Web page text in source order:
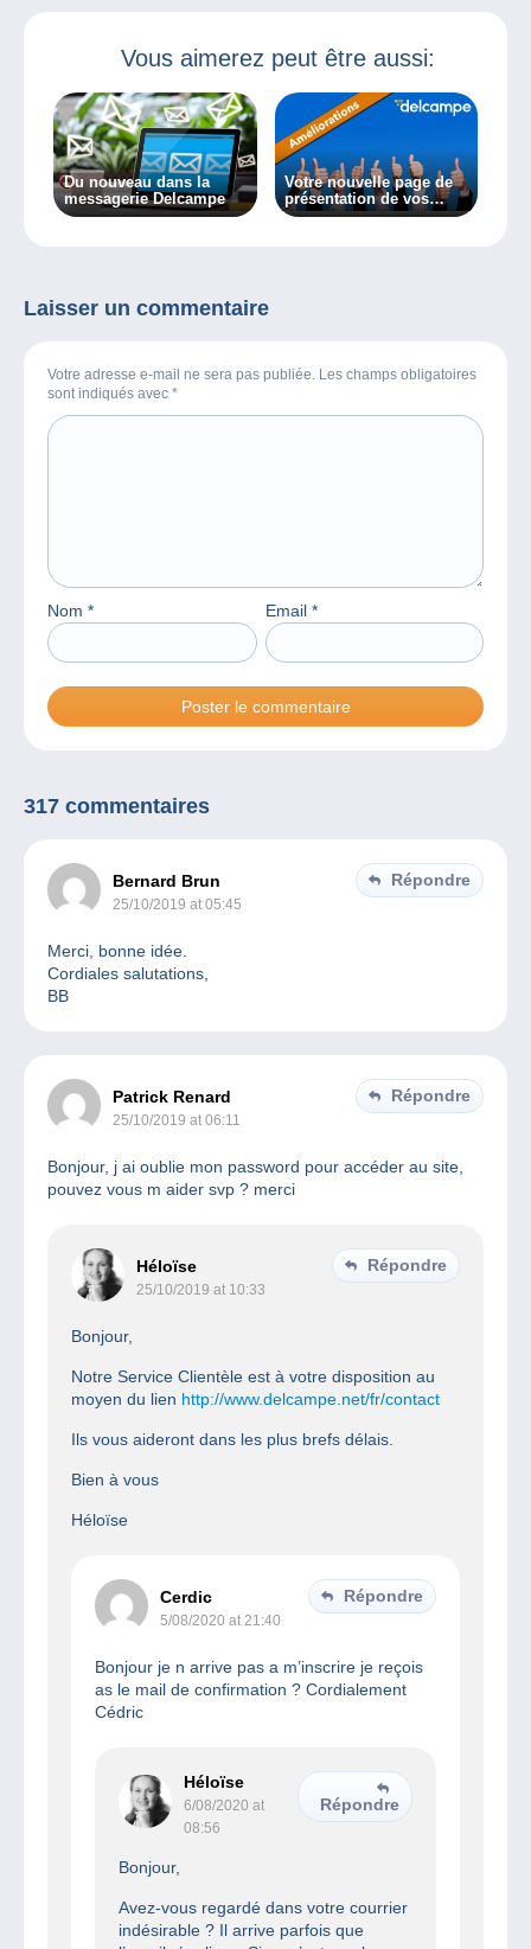
Vous aimerez peut être aussi:
Du nouveau dans la
messagerie Delcampe
Votre nouvelle page de
présentation de vos
listes d’objets arrive
Laisser un commentaire
Votre adresse e-mail ne sera pas publiée. Les champs obligatoires
sont indiqués avec *
Nom * Email *
317 commentaires
Bernard Brun
25/10/2019 at 05:45
Répondre
Merci, bonne idée.
Cordiales salutations,
BB
Patrick Renard
25/10/2019 at 06:11
Répondre
Bonjour, j ai oublie mon password pour accéder au site,
pouvez vous m aider svp ? merci
Héloïse
25/10/2019 at 10:33
Répondre
Bonjour,
Notre Service Clientèle est à votre disposition au
moyen du lien http://www.delcampe.net/fr/contact
Ils vous aideront dans les plus brefs délais.
Bien à vous
Héloïse
Cerdic
5/08/2020 at 21:40
Répondre
Bonjour je n arrive pas a m’inscrire je reçois
as le mail de confirmation ? Cordialement
Cédric
Héloïse
6/08/2020 at
08:56
Répondre
Bonjour,
Avez-vous regardé dans votre courrier
indésirable ? Il arrive parfois que